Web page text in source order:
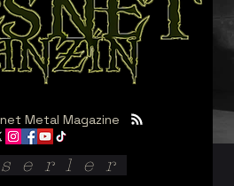
Metal Magazine